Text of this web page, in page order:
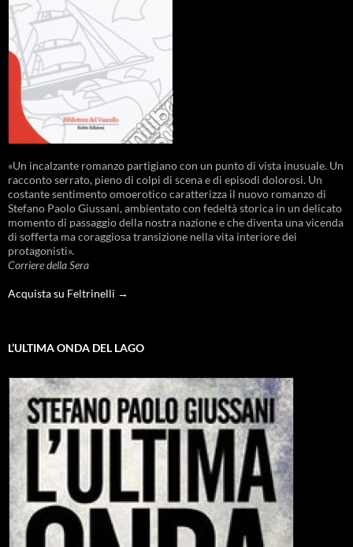
«Un incalzante romanzo partigiano con un punto di vista inusuale. Un
racconto serrato, pieno di colpi di scena e di episodi dolorosi. Un
costante sentimento omoerotico caratterizza il nuovo romanzo di
Stefano Paolo Giussani, ambientato con fedeltà storica in un delicato
momento di passaggio della nostra nazione e che diventa una vicenda
di sofferta ma coraggiosa transizione nella vita interiore dei
protagonisti».
Corriere della Sera
Acquista su Feltrinelli →
L’ULTIMA ONDA DEL LAGO